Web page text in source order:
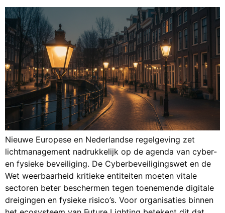
Nieuwe Europese en Nederlandse regelgeving zet
lichtmanagement nadrukkelijk op de agenda van cyber-
en fysieke beveiliging. De Cyberbeveiligingswet en de
Wet weerbaarheid kritieke entiteiten moeten vitale
sectoren beter beschermen tegen toenemende digitale
dreigingen en fysieke risico’s. Voor organisaties binnen